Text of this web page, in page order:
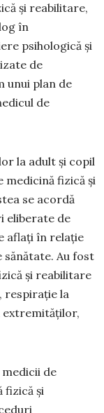
și reabilitare,
în
psihologică şi
de
unui plan de
de
la adult și copil
fizică şi
se acordă
eliberate de
aflaţi în relaţie
sănătate. Au fost
şi reabilitare
respirație la
extremităților,
de
fizică şi